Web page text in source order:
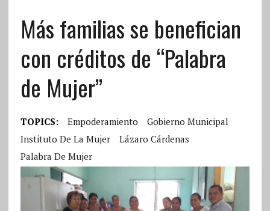
Más familias se benefician
con créditos de “Palabra
de Mujer”
TOPICS: Empoderamiento
Gobierno Municipal
Instituto De La Mujer
Lázaro Cárdenas
Palabra De Mujer